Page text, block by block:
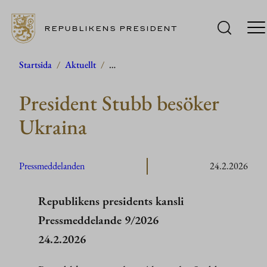
Hoppa
innehåll
REPUBLIKENS PRESIDENT
Startsida / Aktuellt / …
President Stubb besöker
Ukraina
Pressmeddelanden 24.2.2026
Republikens presidents kansli
Pressmeddelande 9/2026
24.2.2026